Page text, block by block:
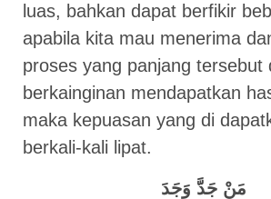
luas, bahkan dapat berfikir
apabila kita mau menerima
proses yang panjang tersebut
berkainginan mendapatkan
maka kepuasan yang di
berkali-kali lipat.
مَنْ جَدَّ وَجَدَ